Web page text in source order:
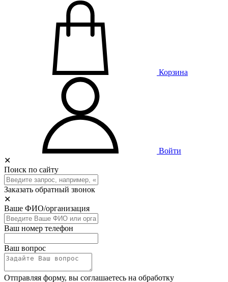
Корзина
Войти
✕
Поиск по сайту
Заказать обратный звонок
✕
Ваше ФИО/организация
Ваш номер телефон
Ваш вопрос
Отправляя форму, вы соглашаетесь на обработку